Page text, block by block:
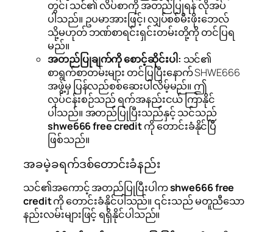
တွင်၊ သင်၏ လိပ်စာကို အတည်ပြုရန် လိုအပ်
ပါသည်။ ဥပမာအားဖြင့်၊ လျှပ်စစ်မီးဖိုးဘေလ်
သို့မဟုတ် ဘဏ်စာရင်းရှင်းတမ်းတို့ကို တင်ပြရ
မည်။
အတည်ပြုချက်ကို စောင့်ဆိုင်းပါ: သင်၏
စာရွက်စာတမ်းများ တင်ပြပြီးနောက် SHWE666
အဖွဲ့မှ ပြန်လည်စစ်ဆေးပါလိမ့်မည်။ ဤ
လုပ်ငန်းစဉ်သည် ရက်အနည်းငယ် ကြာနိုင်
ပါသည်။ အတည်ပြုပြီးသည်နှင့် သင်သည်
shwe666 free creditကို တောင်းခံနိုင်ပြီ
ဖြစ်သည်။
အခမဲ့ခရက်ဒစ်တောင်းခံနည်း
သင်၏အကောင့် အတည်ပြုပြီးပါကshwe666 free
creditကို တောင်းခံနိုင်ပါသည်။ ၎င်းသည် မတူညီသော
နည်းလမ်းများဖြင့် ရရှိနိုင်ပါသည်။